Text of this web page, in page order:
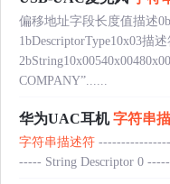
偏移地址字段长度值描述
1bDescriptorType10x03描述
COMPANY”......
华为UAC耳机字符串
字符串描述符
----- String Descriptor 0